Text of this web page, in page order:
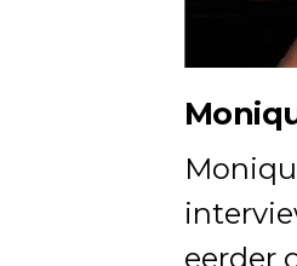
eerder